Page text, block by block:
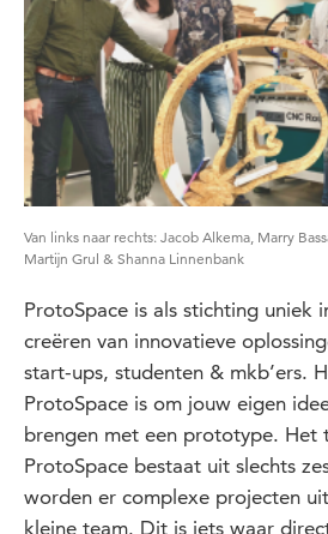
Van links naar rechts: Jacob Alkema, Marry
Martijn Grul & Shanna Linnenbank
ProtoSpace is als stichting uniek
creëren van innovatieve
start-ups, studenten & mkb’ers.
ProtoSpace is om jouw eigen
brengen met een prototype. Het
ProtoSpace bestaat uit slechts
worden er complexe projecten
kleine team. Dit is iets waar